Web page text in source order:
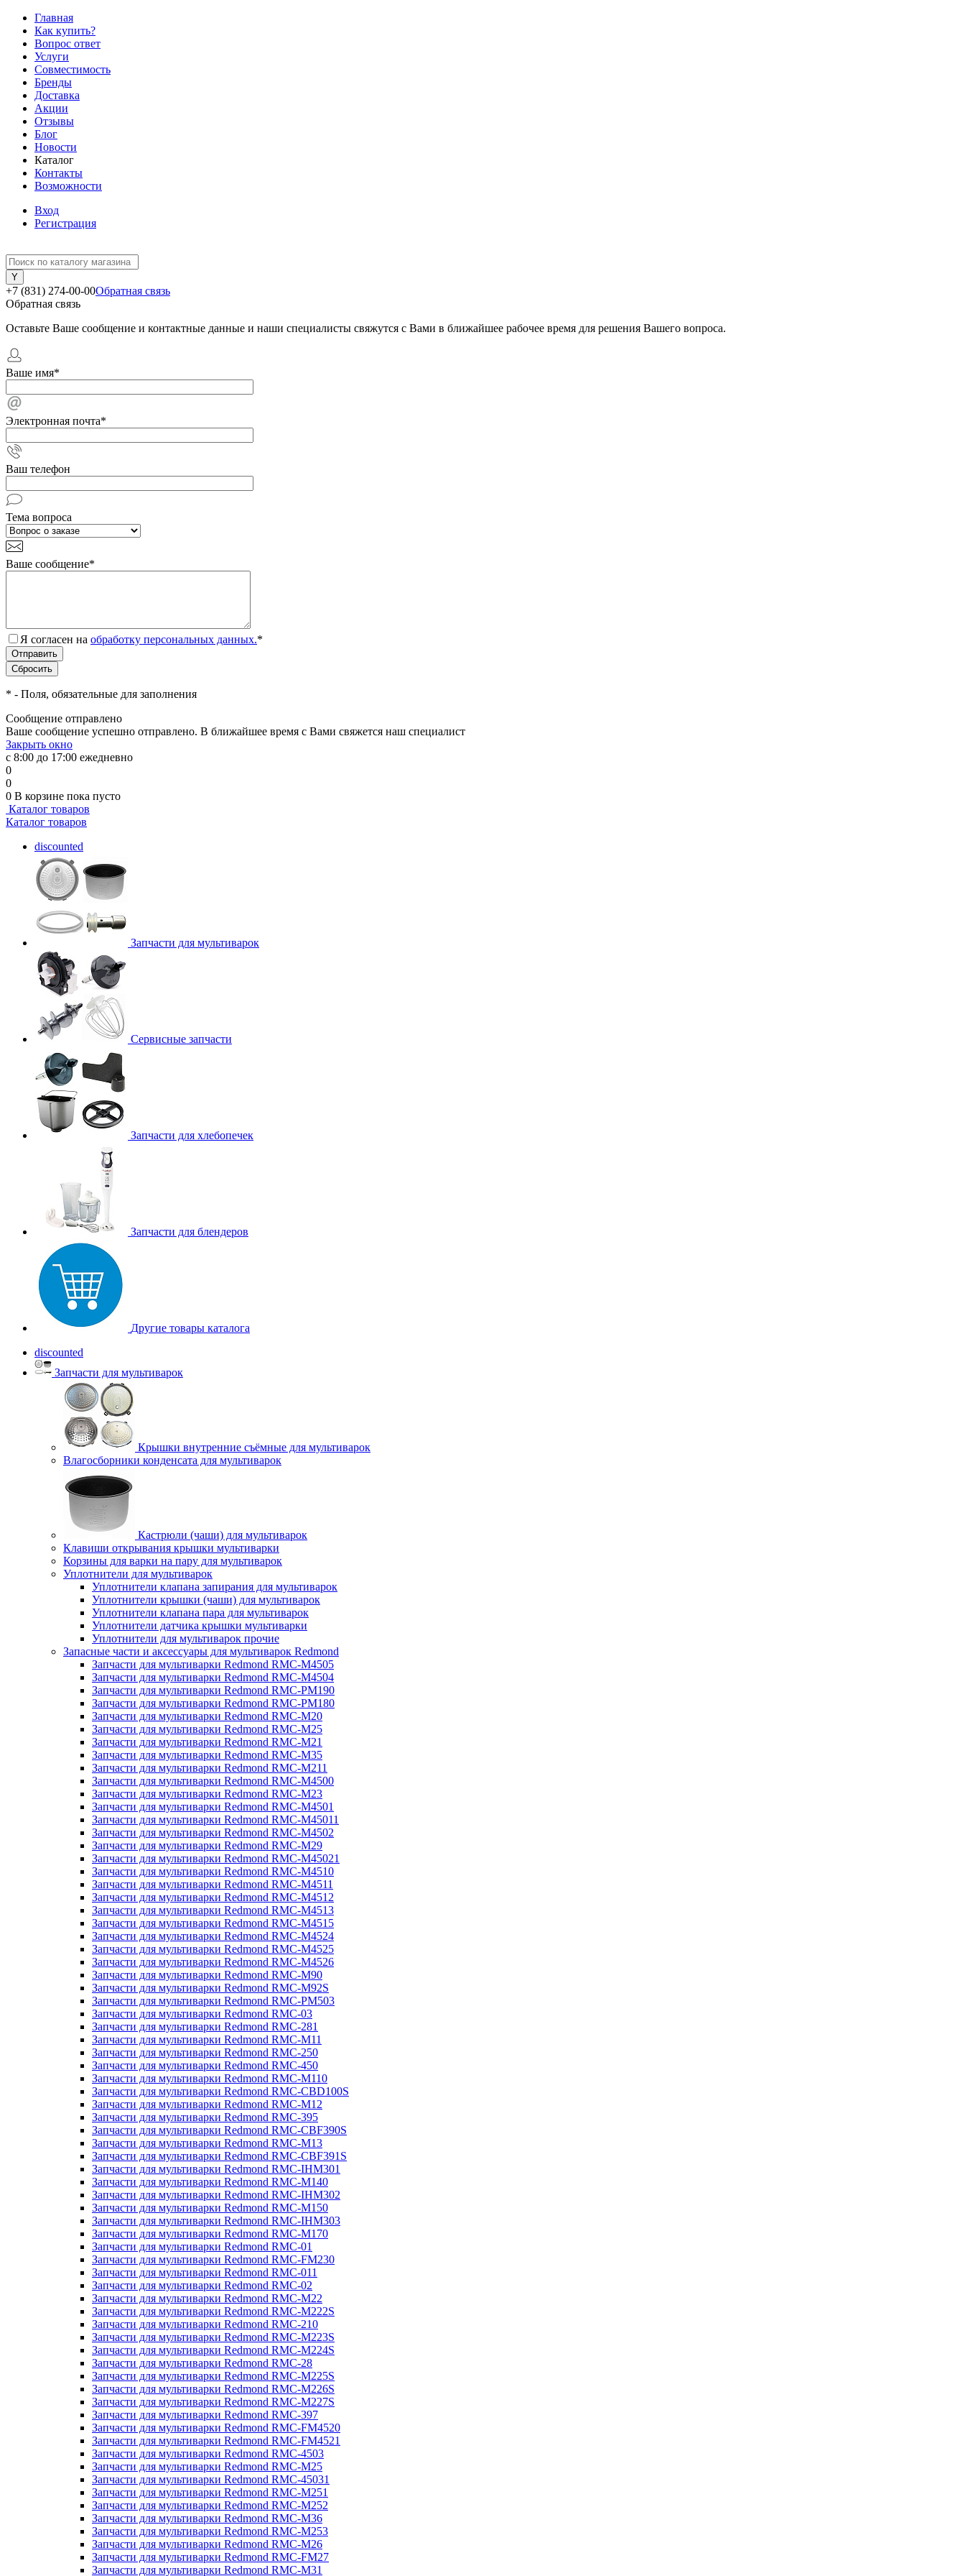
Главная
Как купить?
Вопрос ответ
Услуги
Совместимость
Бренды
Доставка
Акции
Отзывы
Блог
Новости
Каталог
Контакты
Возможности
Вход
Регистрация
+7 (831) 274-00-00Обратная связь
Обратная связь
Оставьте Ваше сообщение и контактные данные и наши специалисты свяжутся с Вами в ближайшее рабочее время для решения Вашего вопроса.
Ваше имя*
Электронная почта*
Ваш телефон
Тема вопроса
Ваше сообщение*
Я согласен на обработку персональных данных.*
* - Поля, обязательные для заполнения
Сообщение отправлено
Ваше сообщение успешно отправлено. В ближайшее время с Вами свяжется наш специалист
Закрыть окно
с 8:00 до 17:00 ежедневно
0
0
0 В корзине пока пусто
Каталог товаров
Каталог товаров
discounted
Запчасти для мультиварок
Сервисные запчасти
Запчасти для хлебопечек
Запчасти для блендеров
Другие товары каталога
discounted
Запчасти для мультиварок
Крышки внутренние съёмные для мультиварок
Влагосборники конденсата для мультиварок
Кастрюли (чаши) для мультиварок
Клавиши открывания крышки мультиварки
Корзины для варки на пару для мультиварок
Уплотнители для мультиварок
Уплотнители клапана запирания для мультиварок
Уплотнители крышки (чаши) для мультиварок
Уплотнители клапана пара для мультиварок
Уплотнители датчика крышки мультиварки
Уплотнители для мультиварок прочие
Запасные части и аксессуары для мультиварок Redmond
Запчасти для мультиварки Redmond RMC-M4505
Запчасти для мультиварки Redmond RMC-M4504
Запчасти для мультиварки Redmond RMC-PM190
Запчасти для мультиварки Redmond RMC-PM180
Запчасти для мультиварки Redmond RMC-M20
Запчасти для мультиварки Redmond RMC-M25
Запчасти для мультиварки Redmond RMC-M21
Запчасти для мультиварки Redmond RMC-M35
Запчасти для мультиварки Redmond RMC-M211
Запчасти для мультиварки Redmond RMC-M4500
Запчасти для мультиварки Redmond RMC-M23
Запчасти для мультиварки Redmond RMC-M4501
Запчасти для мультиварки Redmond RMC-M45011
Запчасти для мультиварки Redmond RMC-M4502
Запчасти для мультиварки Redmond RMC-M29
Запчасти для мультиварки Redmond RMC-M45021
Запчасти для мультиварки Redmond RMC-M4510
Запчасти для мультиварки Redmond RMC-M4511
Запчасти для мультиварки Redmond RMC-M4512
Запчасти для мультиварки Redmond RMC-M4513
Запчасти для мультиварки Redmond RMC-M4515
Запчасти для мультиварки Redmond RMC-M4524
Запчасти для мультиварки Redmond RMC-M4525
Запчасти для мультиварки Redmond RMC-M4526
Запчасти для мультиварки Redmond RMC-M90
Запчасти для мультиварки Redmond RMC-M92S
Запчасти для мультиварки Redmond RMC-PM503
Запчасти для мультиварки Redmond RMC-03
Запчасти для мультиварки Redmond RMC-281
Запчасти для мультиварки Redmond RMC-M11
Запчасти для мультиварки Redmond RMC-250
Запчасти для мультиварки Redmond RMC-450
Запчасти для мультиварки Redmond RMC-M110
Запчасти для мультиварки Redmond RMC-CBD100S
Запчасти для мультиварки Redmond RMC-M12
Запчасти для мультиварки Redmond RMC-395
Запчасти для мультиварки Redmond RMC-CBF390S
Запчасти для мультиварки Redmond RMC-M13
Запчасти для мультиварки Redmond RMC-CBF391S
Запчасти для мультиварки Redmond RMC-IHM301
Запчасти для мультиварки Redmond RMC-M140
Запчасти для мультиварки Redmond RMC-IHM302
Запчасти для мультиварки Redmond RMC-M150
Запчасти для мультиварки Redmond RMC-IHM303
Запчасти для мультиварки Redmond RMC-M170
Запчасти для мультиварки Redmond RMC-01
Запчасти для мультиварки Redmond RMC-FM230
Запчасти для мультиварки Redmond RMC-011
Запчасти для мультиварки Redmond RMC-02
Запчасти для мультиварки Redmond RMC-M22
Запчасти для мультиварки Redmond RMC-M222S
Запчасти для мультиварки Redmond RMC-210
Запчасти для мультиварки Redmond RMC-M223S
Запчасти для мультиварки Redmond RMC-M224S
Запчасти для мультиварки Redmond RMC-28
Запчасти для мультиварки Redmond RMC-M225S
Запчасти для мультиварки Redmond RMC-M226S
Запчасти для мультиварки Redmond RMC-M227S
Запчасти для мультиварки Redmond RMC-397
Запчасти для мультиварки Redmond RMC-FM4520
Запчасти для мультиварки Redmond RMC-FM4521
Запчасти для мультиварки Redmond RMC-4503
Запчасти для мультиварки Redmond RMC-M25
Запчасти для мультиварки Redmond RMC-45031
Запчасти для мультиварки Redmond RMC-M251
Запчасти для мультиварки Redmond RMC-M252
Запчасти для мультиварки Redmond RMC-M36
Запчасти для мультиварки Redmond RMC-M253
Запчасти для мультиварки Redmond RMC-M26
Запчасти для мультиварки Redmond RMC-FM27
Запчасти для мультиварки Redmond RMC-M31